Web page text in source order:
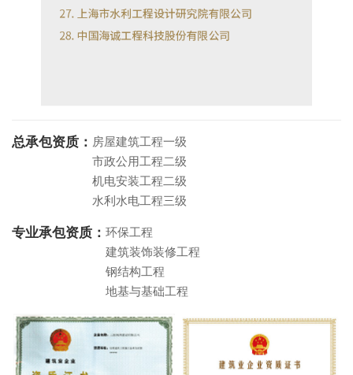
总承包资质： 房屋建筑工程一级
市政公用工程二级
机电安装工程二级
水利水电工程三级
专业承包资质： 环保工程
建筑装饰装修工程
钢结构工程
地基与基础工程